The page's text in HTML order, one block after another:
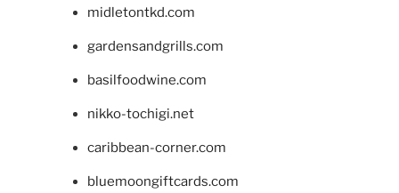
midletontkd.com
gardensandgrills.com
basilfoodwine.com
nikko-tochigi.net
caribbean-corner.com
bluemoongiftcards.com